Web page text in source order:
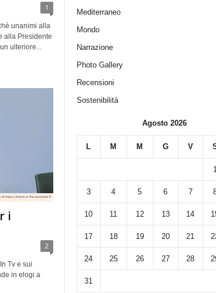
1
unanimi alla
alla Presidente
ulteriore...
i
2
Tv e sui
in elogi a
Mediterraneo
Mondo
Narrazione
Photo Gallery
Recensioni
Sostenibilità
Agosto 2026
L M M G V
1
3 4 5 6 7
10 11 12 13 14
17 18 19 20 21
24 25 26 27 28
31